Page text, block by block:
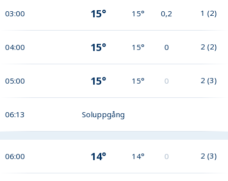
03:00 15° 15° 0,2 1 (2)
04:00 15° 15° 0 2 (2)
05:00 15° 15° 0 2 (3)
06:13 Soluppgång
06:00 14° 14° 0 2 (3)